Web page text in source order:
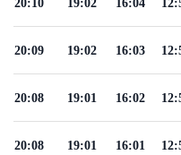
16:03
19:02
20:09
16:02
19:01
20:08
16:01
19:01
20:08